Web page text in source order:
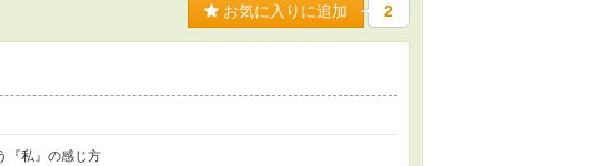
お気に入りに追加 2
『私』の感じ方